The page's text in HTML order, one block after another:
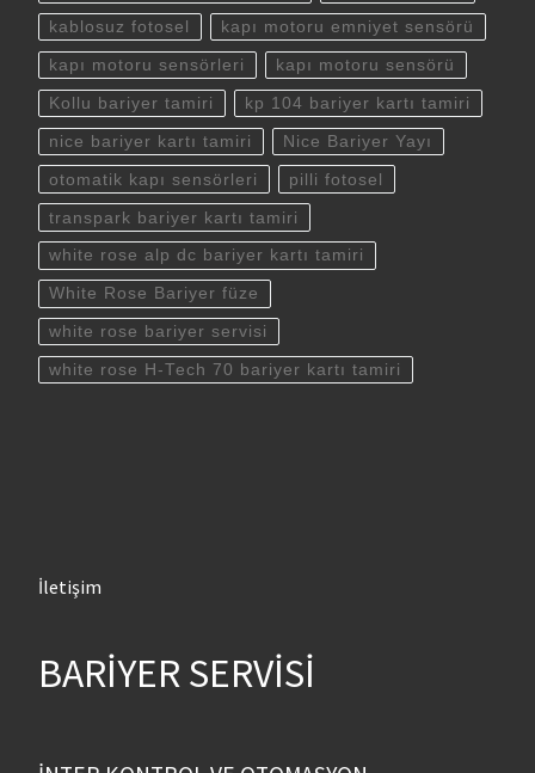
kablosuz fotosel kapı motoru emniyet sensörü
kapı motoru sensörleri kapı motoru sensörü
Kollu bariyer tamiri kp 104 bariyer kartı tamiri
nice bariyer kartı tamiri Nice Bariyer Yayı
otomatik kapı sensörleri pilli fotosel
transpark bariyer kartı tamiri
white rose alp dc bariyer kartı tamiri
White Rose Bariyer füze
white rose bariyer servisi
white rose H-Tech 70 bariyer kartı tamiri
İletişim
BARİYER SERVİSİ